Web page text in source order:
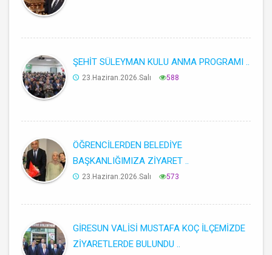
ŞEHİT SÜLEYMAN KULU ANMA PROGRAMI ..
23.Haziran.2026.Salı 588
ÖĞRENCİLERDEN BELEDİYE
BAŞKANLIĞIMIZA ZİYARET ..
23.Haziran.2026.Salı 573
GİRESUN VALİSİ MUSTAFA KOÇ İLÇEMİZDE
ZİYARETLERDE BULUNDU ..